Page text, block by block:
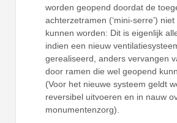
worden geopend doordat de
achterzetramen (‘mini-serre’)
kunnen worden: Dit is eigenlijk
indien een nieuw
gerealiseerd, anders vervangen
door ramen die wel geopend
(Voor het nieuwe systeem geldt
reversibel uitvoeren en in nauw
monumentenzorg).